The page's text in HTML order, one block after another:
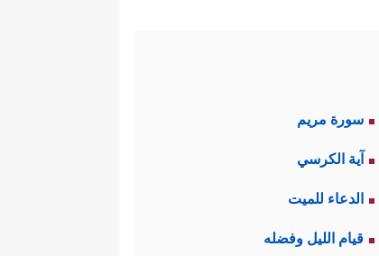
سورة مريم
آية الكرسي
الدعاء للميت
قيام الليل وفضله